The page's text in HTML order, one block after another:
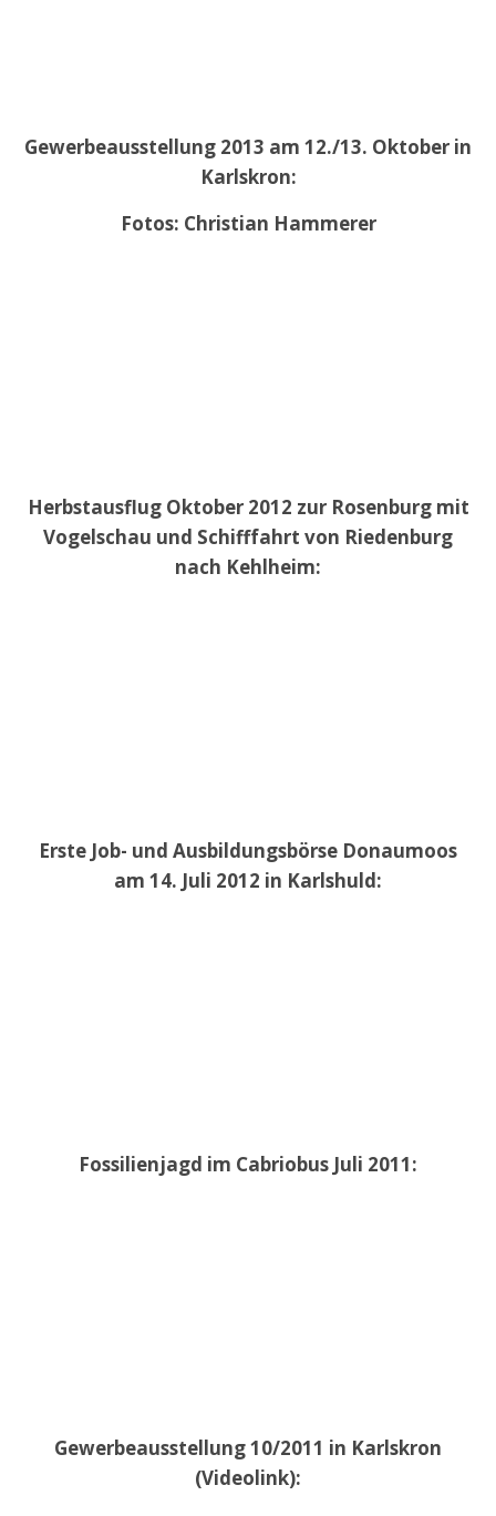
Gewerbeausstellung 2013 am 12./13. Oktober in
Karlskron:
Fotos: Christian Hammerer
Herbstausflug Oktober 2012 zur Rosenburg mit
Vogelschau und Schifffahrt von Riedenburg
nach Kehlheim:
Erste Job- und Ausbildungsbörse Donaumoos
am 14. Juli 2012 in Karlshuld:
Fossilienjagd im Cabriobus Juli 2011:
Gewerbeausstellung 10/2011 in Karlskron
(Videolink):